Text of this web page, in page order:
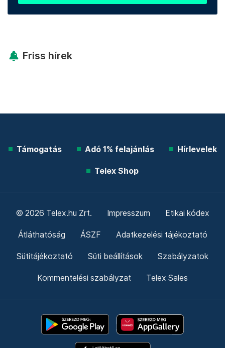
Friss hírek
Támogatás Adó 1% felajánlás Hírlevelek
Telex Shop
© 2026 Telex.hu Zrt. Impresszum Etikai kódex
Átláthatóság ÁSZF Adatkezelési tájékoztató
Sütitájékoztató Süti beállítások Szabályzatok
Kommentelési szabályzat Telex Sales